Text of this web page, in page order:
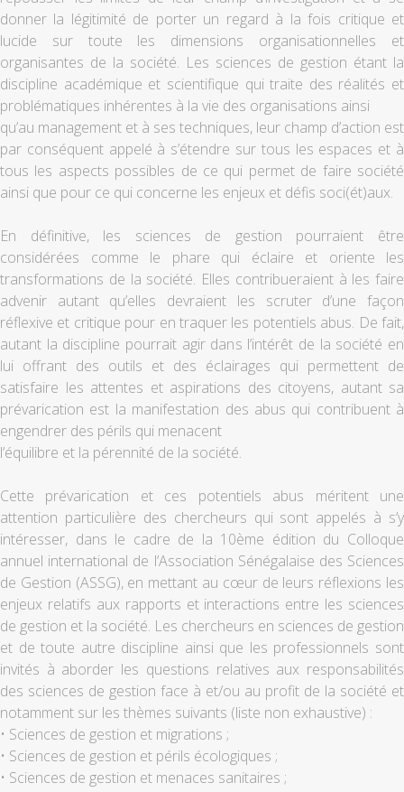
donner la légitimité de porter un regard à la fois critique et
lucide sur toute les dimensions organisationnelles et
organisantes de la société. Les sciences de gestion étant la
discipline académique et scientifique qui traite des réalités et
problématiques inhérentes à la vie des organisations ainsi
qu’au management et à ses techniques, leur champ d’action est
par conséquent appelé à s’étendre sur tous les espaces et à
tous les aspects possibles de ce qui permet de faire société
ainsi que pour ce qui concerne les enjeux et défis soci(ét)aux.
En définitive, les sciences de gestion pourraient être
considérées comme le phare qui éclaire et oriente les
transformations de la société. Elles contribueraient à les faire
advenir autant qu’elles devraient les scruter d’une façon
réflexive et critique pour en traquer les potentiels abus. De fait,
autant la discipline pourrait agir dans l’intérêt de la société en
lui offrant des outils et des éclairages qui permettent de
satisfaire les attentes et aspirations des citoyens, autant sa
prévarication est la manifestation des abus qui contribuent à
engendrer des périls qui menacent
l’équilibre et la pérennité de la société.
Cette prévarication et ces potentiels abus méritent une
attention particulière des chercheurs qui sont appelés à s’y
intéresser, dans le cadre de la 10ème édition du Colloque
annuel international de l’Association Sénégalaise des Sciences
de Gestion (ASSG), en mettant au cœur de leurs réflexions les
enjeux relatifs aux rapports et interactions entre les sciences
de gestion et la société. Les chercheurs en sciences de gestion
et de toute autre discipline ainsi que les professionnels sont
invités à aborder les questions relatives aux responsabilités
des sciences de gestion face à et/ou au profit de la société et
notamment sur les thèmes suivants (liste non exhaustive) :
• Sciences de gestion et migrations ;
• Sciences de gestion et périls écologiques ;
• Sciences de gestion et menaces sanitaires ;